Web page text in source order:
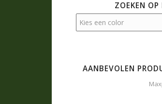
ZOEKEN OP
AANBEVOLEN